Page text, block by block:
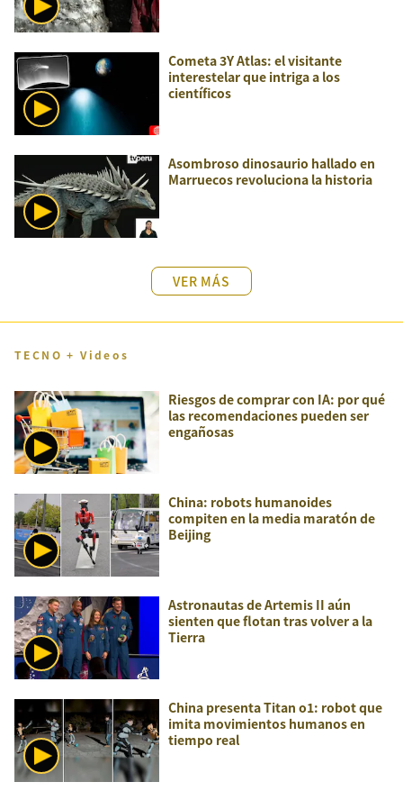
Cometa 3Y Atlas: el visitante
interestelar que intriga a los
científicos
Asombroso dinosaurio hallado en
Marruecos revoluciona la historia
VER MÁS
TECNO + Videos
Riesgos de comprar con IA: por qué
las recomendaciones pueden ser
engañosas
China: robots humanoides
compiten en la media maratón de
Beijing
Astronautas de Artemis II aún
sienten que flotan tras volver a la
Tierra
China presenta Titan o1: robot que
imita movimientos humanos en
tiempo real